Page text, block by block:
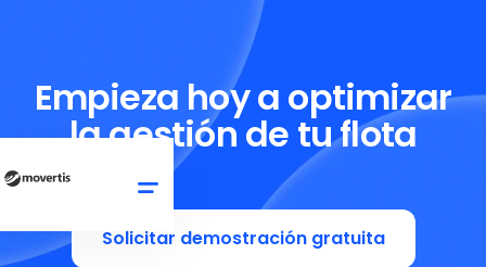
Empieza hoy a optimizar
la gestión de tu flota
Solicitar demostración gratuita